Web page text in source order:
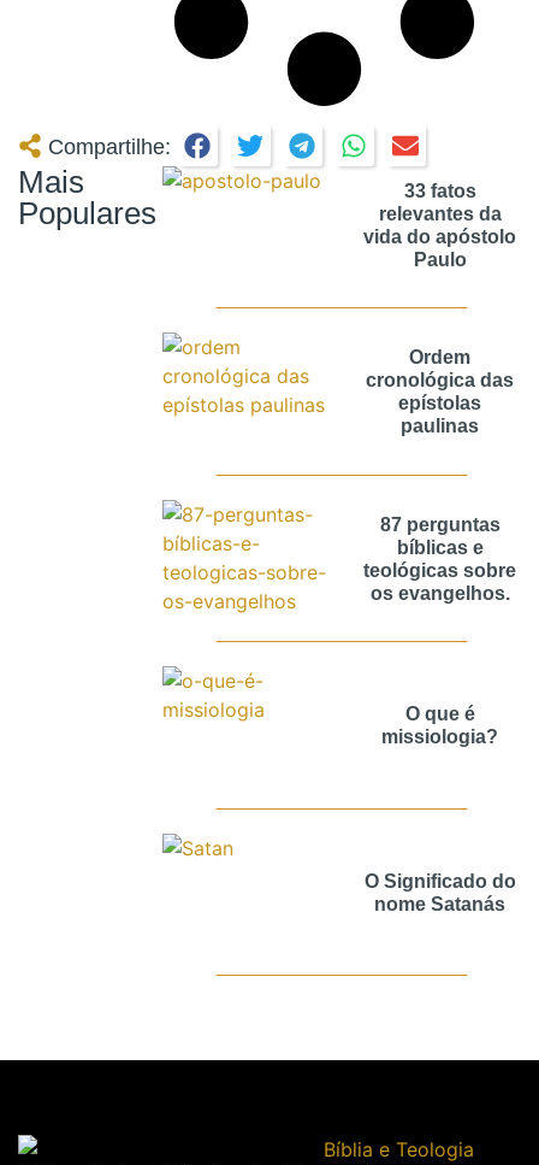
Compartilhe:
Mais
Populares
33 fatos
relevantes da
vida do apóstolo
Paulo
Ordem
cronológica das
epístolas
paulinas
87 perguntas
bíblicas e
teológicas sobre
os evangelhos.
O que é
missiologia?
O Significado do
nome Satanás